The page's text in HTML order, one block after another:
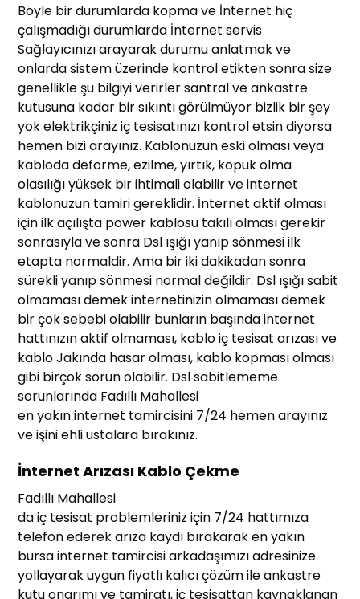
Böyle bir durumlarda kopma ve İnternet hiç
çalışmadığı durumlarda İnternet servis
Sağlayıcınızı arayarak durumu anlatmak ve
onlarda sistem üzerinde kontrol etikten sonra size
genellikle şu bilgiyi verirler santral ve ankastre
kutusuna kadar bir sıkıntı görülmüyor bizlik bir şey
yok elektrikçiniz iç tesisatınızı kontrol etsin diyorsa
hemen bizi arayınız. Kablonuzun eski olması veya
kabloda deforme, ezilme, yırtık, kopuk olma
olasılığı yüksek bir ihtimali olabilir ve internet
kablonuzun tamiri gereklidir. İnternet aktif olması
için ilk açılışta power kablosu takılı olması gerekir
sonrasıyla ve sonra Dsl ışığı yanıp sönmesi ilk
etapta normaldir. Ama bir iki dakikadan sonra
sürekli yanıp sönmesi normal değildir. Dsl ışığı sabit
olmaması demek internetinizin olmaması demek
bir çok sebebi olabilir bunların başında internet
hattınızın aktif olmaması, kablo iç tesisat arızası ve
kablo Jakında hasar olması, kablo kopması olması
gibi birçok sorun olabilir. Dsl sabitlememe
sorunlarında Fadıllı Mahallesi
en yakın internet tamircisini 7/24 hemen arayınız
ve işini ehli ustalara bırakınız.
İnternet Arızası Kablo Çekme
Fadıllı Mahallesi
da iç tesisat problemleriniz için 7/24 hattımıza
telefon ederek arıza kaydı bırakarak en yakın
bursa internet tamircisi arkadaşımızı adresinize
yollayarak uygun fiyatlı kalıcı çözüm ile ankastre
kutu onarımı ve tamiratı, iç tesisattan kaynaklanan